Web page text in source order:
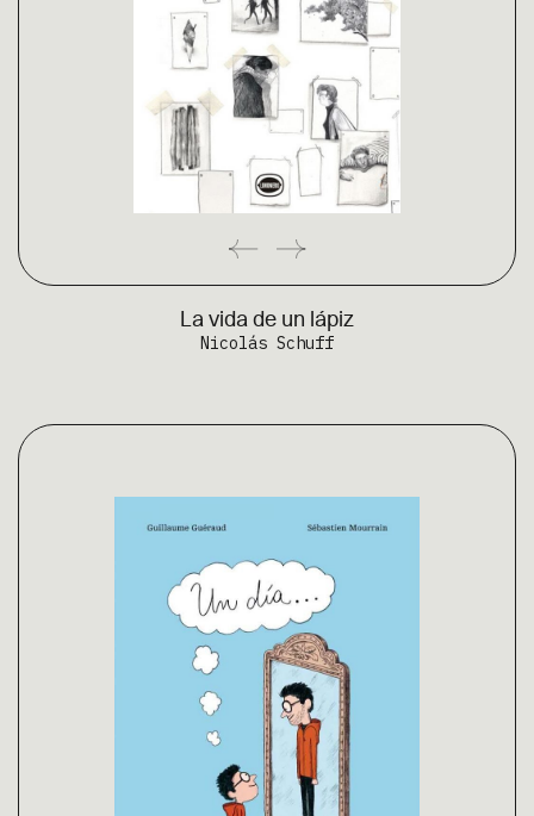
La vida de un lápiz
Nicolás Schuff